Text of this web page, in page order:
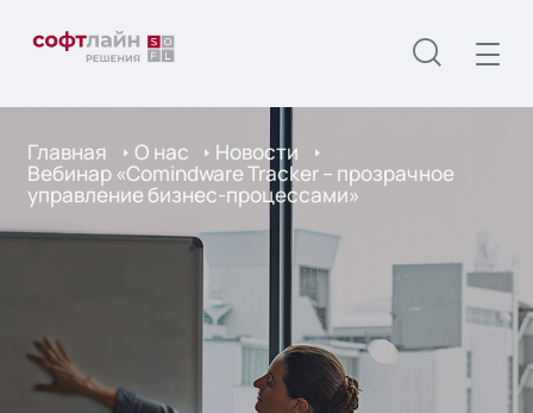
Главная О нас Новости
Вебинар «Comindware Tracker – прозрачное
управление бизнес-процессами»